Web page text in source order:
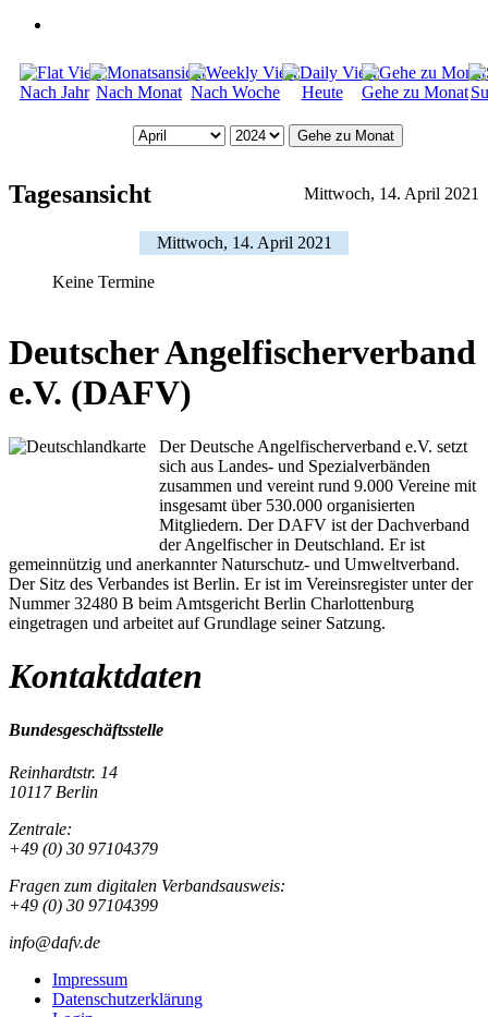
Nach Jahr Nach Monat Nach Woche Heute Gehe zu Monat
Gehe zu Monat
Tagesansicht Mittwoch, 14. April 2021
Mittwoch, 14. April 2021
Keine Termine
Deutscher Angelfischerverband
e.V. (DAFV)
Der Deutsche Angelfischerverband e.V. setzt
sich aus Landes- und Spezialverbänden
zusammen und vereint rund 9.000 Vereine mit
insgesamt über 530.000 organisierten
Mitgliedern. Der DAFV ist der Dachverband
der Angelfischer in Deutschland. Er ist
gemeinnützig und anerkannter Naturschutz- und Umweltverband.
Der Sitz des Verbandes ist Berlin. Er ist im Vereinsregister unter der
Nummer 32480 B beim Amtsgericht Berlin Charlottenburg
eingetragen und arbeitet auf Grundlage seiner Satzung.
Kontaktdaten
Bundesgeschäftsstelle
Reinhardtstr. 14
10117 Berlin
Zentrale:
+49 (0) 30 97104379
Fragen zum digitalen Verbandsausweis:
+49 (0) 30 97104399
info@dafv.de
Impressum
Datenschutzerklärung